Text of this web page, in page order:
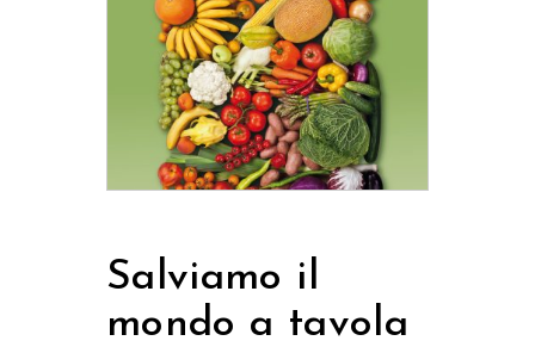
Salviamo il
mondo a tavola